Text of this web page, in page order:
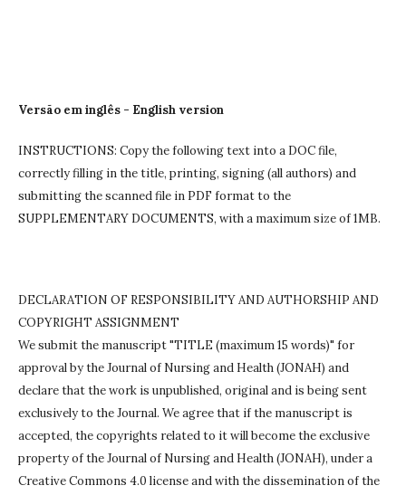
Versão em inglês - English version
INSTRUCTIONS: Copy the following text into a DOC file,
correctly filling in the title, printing, signing (all authors) and
submitting the scanned file in PDF format to the
SUPPLEMENTARY DOCUMENTS, with a maximum size of 1MB.
DECLARATION OF RESPONSIBILITY AND AUTHORSHIP AND
COPYRIGHT ASSIGNMENT
We submit the manuscript "TITLE (maximum 15 words)" for
approval by the Journal of Nursing and Health (JONAH) and
declare that the work is unpublished, original and is being sent
exclusively to the Journal. We agree that if the manuscript is
accepted, the copyrights related to it will become the exclusive
property of the Journal of Nursing and Health (JONAH), under a
Creative Commons 4.0 license and with the dissemination of the